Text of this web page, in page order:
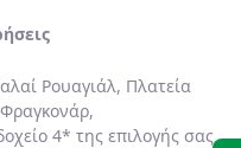
Ρουαγιάλ, Πλατεία
4* της επιλογής σας